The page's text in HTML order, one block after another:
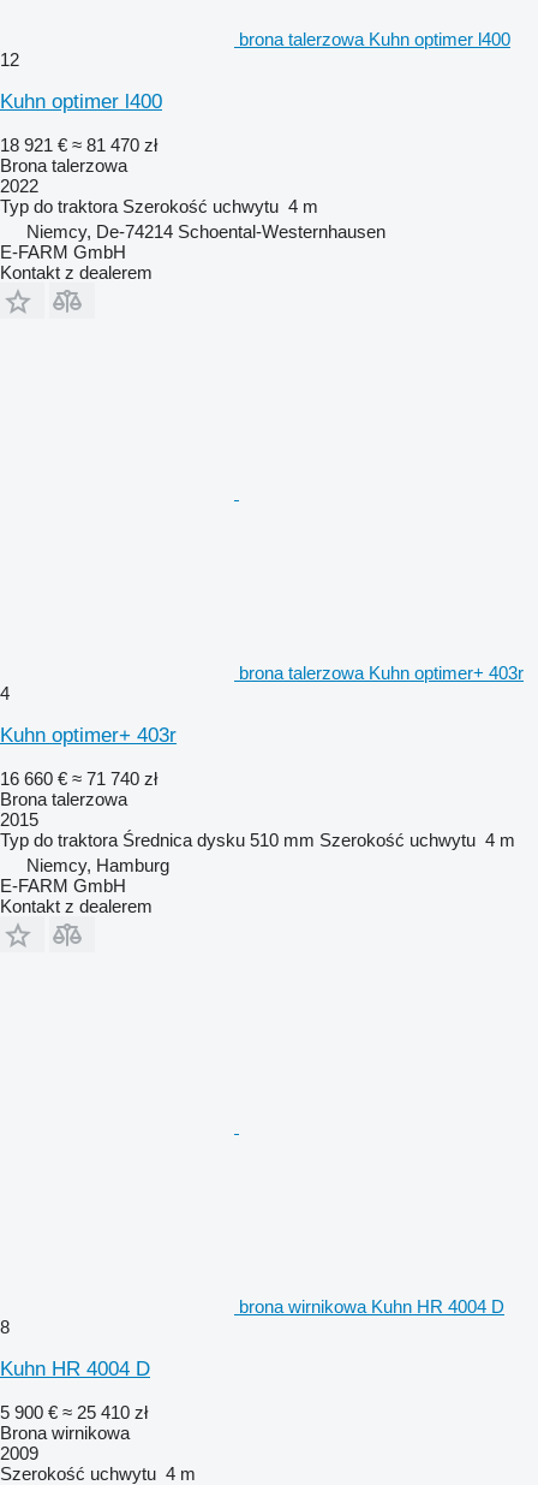
brona talerzowa Kuhn optimer l400
12
Kuhn optimer l400
18 921 € ≈ 81 470 zł
Brona talerzowa
2022
Typ do traktora Szerokość uchwytu 4 m
Niemcy, De-74214 Schoental-Westernhausen
E-FARM GmbH
Kontakt z dealerem
brona talerzowa Kuhn optimer+ 403r
4
Kuhn optimer+ 403r
16 660 € ≈ 71 740 zł
Brona talerzowa
2015
Typ do traktora Średnica dysku 510 mm Szerokość uchwytu 4 m
Niemcy, Hamburg
E-FARM GmbH
Kontakt z dealerem
brona wirnikowa Kuhn HR 4004 D
8
Kuhn HR 4004 D
5 900 € ≈ 25 410 zł
Brona wirnikowa
2009
Szerokość uchwytu 4 m